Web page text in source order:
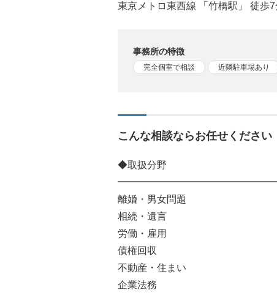
東京メトロ東西線 「竹橋駅」 徒歩7
事務所の特徴
完全個室で相談 近隣駐車場あり
こんな相談ならお任せください
◆取扱分野
離婚・男女問題
相続・遺言
労働・雇用
債権回収
不動産・住まい
企業法務